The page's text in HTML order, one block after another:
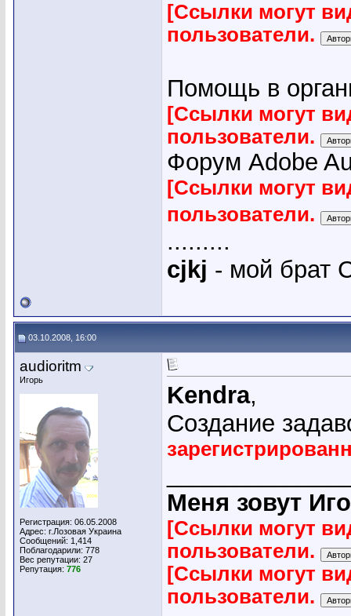
[Ссылки могут
пользователи.
Помощь в
[Ссылки могут
пользователи.
Форум Adobe
[Ссылки могут
пользователи.
.........
cjkj - мой брат
03.10.2008, 16:00
audioritm
Игорь
Регистрация: 06.05.2008
Адрес: г.Лозовая Украина
Сообщений: 1,414
Поблагодарили: 778
Вес репутации: 27
Репутация: 776
Kendra,
Создание
Меня зовут
[Ссылки могут
пользователи.
[Ссылки могут
пользователи.